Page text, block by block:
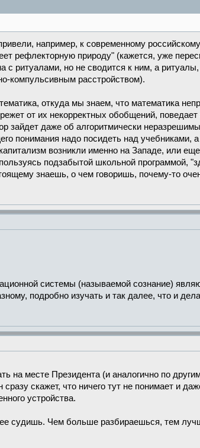
например, к современному
рефлекторную природу" (кажется, уже
с ритуалами, но не сводится к ним, а
компульсивным расстройством).
откуда мы знаем, что математика
от их некорректных обобщений,
зайдет даже об алгоритмически
понимания надо посидеть над учебниками,
возникли именно на Западе, или
подзабытой школьной программой,
знаешь, о чем говоришь, почему-то
системы (называемой сознание)
подробно изучать и так далее, что и
на месте Президента (и аналогично по
скажет, что ничего тут не понимает и
устройства.
судишь. Чем больше разбираешься, тем